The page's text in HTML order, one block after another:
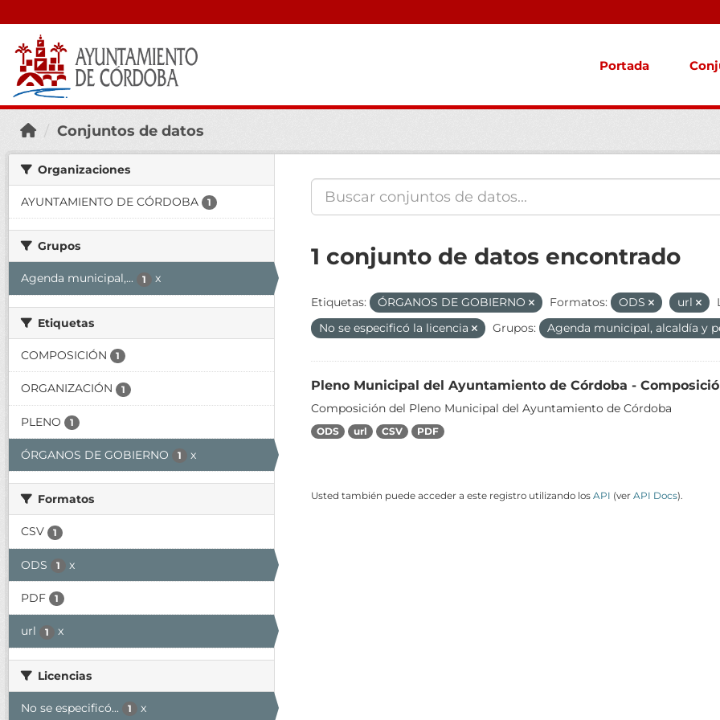
Portada
Conjuntos de datos
Organizaciones
AYUNTAMIENTO DE CÓRDOBA 1
Grupos
Agenda municipal,... 1 x
Etiquetas
COMPOSICIÓN 1
ORGANIZACIÓN 1
PLENO 1
ÓRGANOS DE GOBIERNO 1 x
Formatos
CSV 1
ODS 1 x
PDF 1
url 1 x
Licencias
No se especificó... 1 x
1 conjunto de datos encontrado
Etiquetas: ÓRGANOS DE GOBIERNO Formatos: ODS url
No se especificó la licencia
Grupos: Agenda municipal, alcaldía y
Pleno Municipal del Ayuntamiento de Córdoba -
Composición del Pleno Municipal del Ayuntamiento de Córdoba
ODS url CSV PDF
Usted también puede acceder a este registro utilizando los API (ver API Docs).